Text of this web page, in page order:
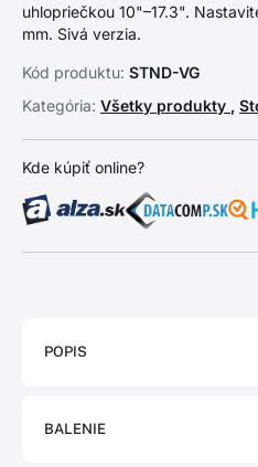
uhlopriečkou 10"–17.3".
mm. Sivá verzia.
Kód produktu: STND-VG
Kategória: Všetky produkty ,
Kde kúpiť online?
POPIS
BALENIE